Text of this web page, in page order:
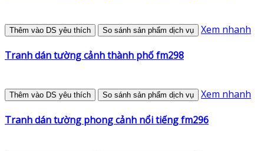
Thêm vào DS yêu thích So sánh sản phẩm dịch vụ Xem nhanh
Tranh dán tường cảnh thành phố fm298
Thêm vào DS yêu thích So sánh sản phẩm dịch vụ Xem nhanh
Tranh dán tường phong cảnh nổi tiếng fm296